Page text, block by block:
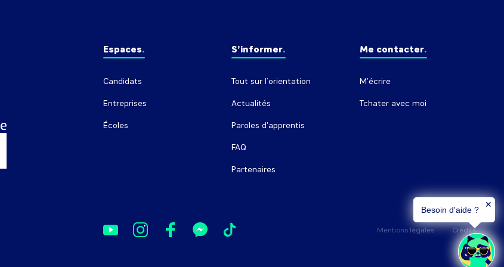
Espaces
Candidats
Entreprises
Écoles
S’informer
Tout sur l’orientation
Actualités
Paroles d'apprentis
FAQ
Partenaires
Me contacter
M'écrire
Tchater avec moi
Mentions légales Crédits
Besoin d'aide ?
✕